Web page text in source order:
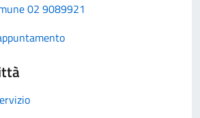
02 9089921